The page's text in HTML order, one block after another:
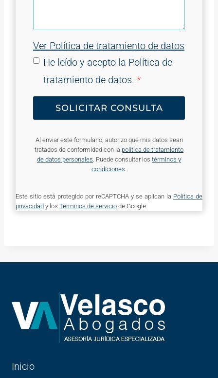
Ver Política de tratamiento de datos
He leído y acepto la Política de
tratamiento de datos. *
SOLICITAR CONSULTA
Al enviar este formulario, autorizo que mis datos sean
tratados de conformidad con la política de tratamiento
de datos personales. Puede consultar los términos y
condiciones.
Este sitio está protegido por reCAPTCHA y se aplican la Política de
privacidad y los Términos de servicio de Google
Inicio